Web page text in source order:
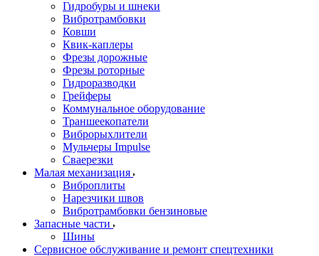
Гидробуры и шнеки
Вибротрамбовки
Ковши
Квик-каплеры
Фрезы дорожные
Фрезы роторные
Гидроразводки
Грейферы
Коммунальное оборудование
Траншеекопатели
Виброрыхлители
Мульчеры Impulse
Сваерезки
Малая механизация
Виброплиты
Нарезчики швов
Вибротрамбовки бензиновые
Запасные части
Шины
Сервисное обслуживание и ремонт спецтехники